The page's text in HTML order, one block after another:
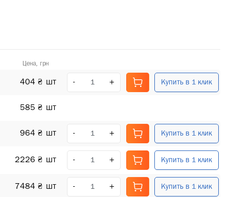
Цена, грн
404 ₴ шт - + Купить в 1 клик
585 ₴ шт
964 ₴ шт - + Купить в 1 клик
2226 ₴ шт - + Купить в 1 клик
7484 ₴ шт - + Купить в 1 клик